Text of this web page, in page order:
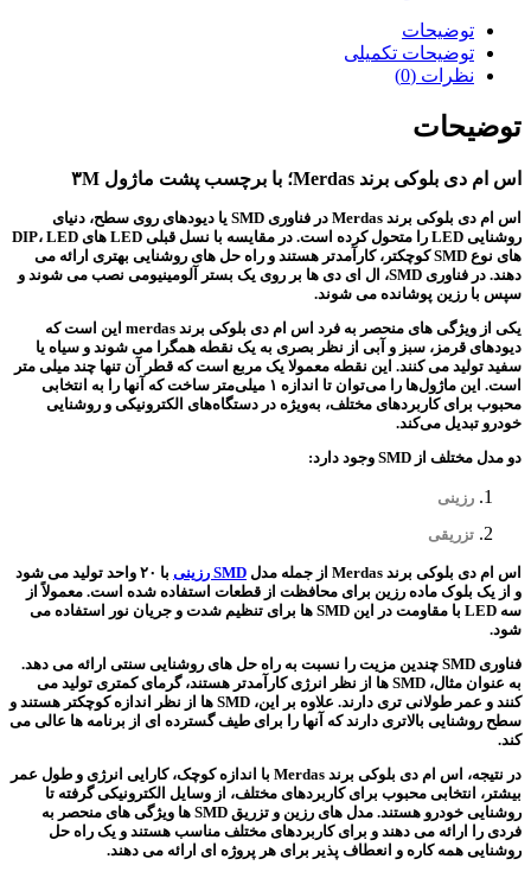
توضیحات
توضیحات تکمیلی
نظرات (0)
توضیحات
اس ام دی بلوکی برند Merdas؛ با برچسب پشت ماژول ۳M
اس ام دی بلوکی برند Merdas در فناوری SMD یا دیودهای روی سطح، دنیای
روشنایی LED را متحول کرده است. در مقایسه با نسل قبلی LED های DIP، LED
های نوع SMD کوچکتر، کارآمدتر هستند و راه حل های روشنایی بهتری ارائه می
دهند. در فناوری SMD، ال ای دی ها بر روی یک بستر آلومینیومی نصب می شوند و
سپس با رزین پوشانده می شوند.
یکی از ویژگی های منحصر به فرد اس ام دی بلوکی برند merdas این است که
دیودهای قرمز، سبز و آبی از نظر بصری به یک نقطه همگرا می شوند و سیاه یا
سفید تولید می کنند. این نقطه معمولا یک مربع است که قطر آن تنها چند میلی متر
است. این ماژول‌ها را می‌توان تا اندازه ۱ میلی‌متر ساخت که آنها را به انتخابی
محبوب برای کاربردهای مختلف، به‌ویژه در دستگاه‌های الکترونیکی و روشنایی
خودرو تبدیل می‌کند.
دو مدل مختلف از SMD وجود دارد:
رزینی
تزریقی
اس ام دی بلوکی برند Merdas از جمله مدل SMD رزینی
با ۲۰ واحد تولید می شود
و از یک بلوک ماده رزین برای محافظت از قطعات استفاده شده است. معمولاً از
سه LED با مقاومت در این SMD ها برای تنظیم شدت و جریان نور استفاده می
شود.
فناوری SMD چندین مزیت را نسبت به راه حل های روشنایی سنتی ارائه می دهد.
به عنوان مثال، SMD ها از نظر انرژی کارآمدتر هستند، گرمای کمتری تولید می
کنند و عمر طولانی تری دارند. علاوه بر این، SMD ها از نظر اندازه کوچکتر هستند و
سطح روشنایی بالاتری دارند که آنها را برای طیف گسترده ای از برنامه ها عالی می
کند.
در نتیجه، اس ام دی بلوکی برند Merdas با اندازه کوچک، کارایی انرژی و طول عمر
بیشتر، انتخابی محبوب برای کاربردهای مختلف، از وسایل الکترونیکی گرفته تا
روشنایی خودرو هستند. مدل های رزین و تزریق SMD ها ویژگی های منحصر به
فردی را ارائه می دهند و برای کاربردهای مختلف مناسب هستند و یک راه حل
روشنایی همه کاره و انعطاف پذیر برای هر پروژه ای ارائه می دهند.